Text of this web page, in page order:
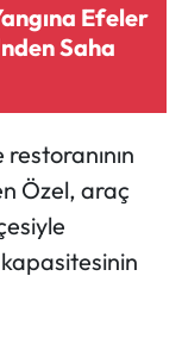
Efeler
Saha
Özel, araç